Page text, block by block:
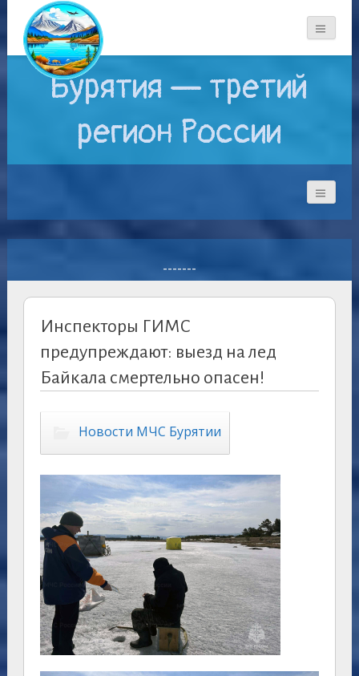
Бурятия — третий
регион России
-------
Инспекторы ГИМС
предупреждают: выезд на лед
Байкала смертельно опасен!
Новости МЧС Бурятии